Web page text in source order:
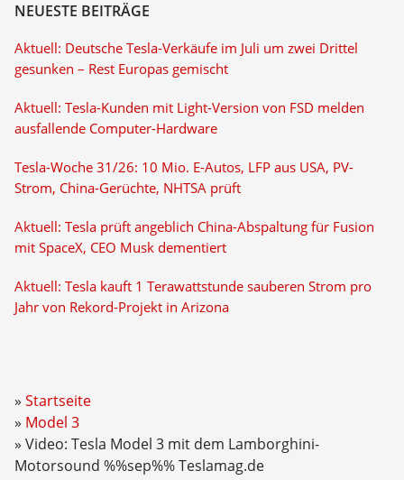
NEUESTE BEITRÄGE
Aktuell: Deutsche Tesla-Verkäufe im Juli um zwei Drittel
gesunken – Rest Europas gemischt
Aktuell: Tesla-Kunden mit Light-Version von FSD melden
ausfallende Computer-Hardware
Tesla-Woche 31/26: 10 Mio. E-Autos, LFP aus USA, PV-
Strom, China-Gerüchte, NHTSA prüft
Aktuell: Tesla prüft angeblich China-Abspaltung für Fusion
mit SpaceX, CEO Musk dementiert
Aktuell: Tesla kauft 1 Terawattstunde sauberen Strom pro
Jahr von Rekord-Projekt in Arizona
Startseite
Model 3
Video: Tesla Model 3 mit dem Lamborghini-
Motorsound %%sep%% Teslamag.de